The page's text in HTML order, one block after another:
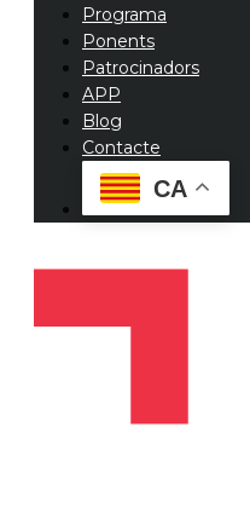
Programa
Ponents
Patrocinadors
APP
Blog
Contacte
CA